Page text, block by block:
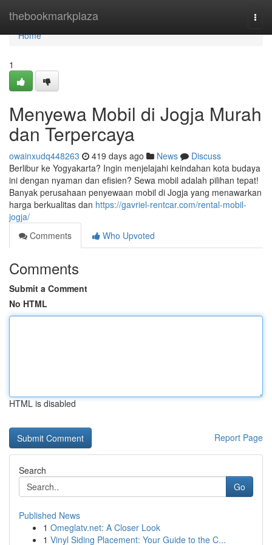
thebookmarkplaza
Home
Home
1
Menyewa Mobil di Jogja Murah
dan Terpercaya
owainxudq448263 419 days ago News
Discuss
Berlibur ke Yogyakarta? Ingin menjelajahi keindahan kota budaya
ini dengan nyaman dan efisien? Sewa mobil adalah pilihan tepat!
Banyak perusahaan penyewaan mobil di Jogja yang menawarkan
harga berkualitas dan https://gavriel-rentcar.com/rental-mobil-
jogja/
Comments
Who Upvoted
Comments
Submit a Comment
No HTML
HTML is disabled
Report Page
Search
Go
Published News
1 Omeglatv.net: A Closer Look
1 Vinyl Siding Placement: Your Guide to the C...